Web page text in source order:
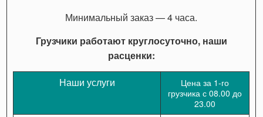
Минимальный заказ — 4 часа.
Грузчики работают круглосуточно, наши
расценки:
Наши услуги
Цена за 1-го
грузчика с 08.00 до
23.00